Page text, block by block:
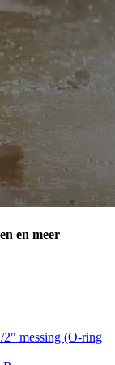
en meer
2" messing (O-ring